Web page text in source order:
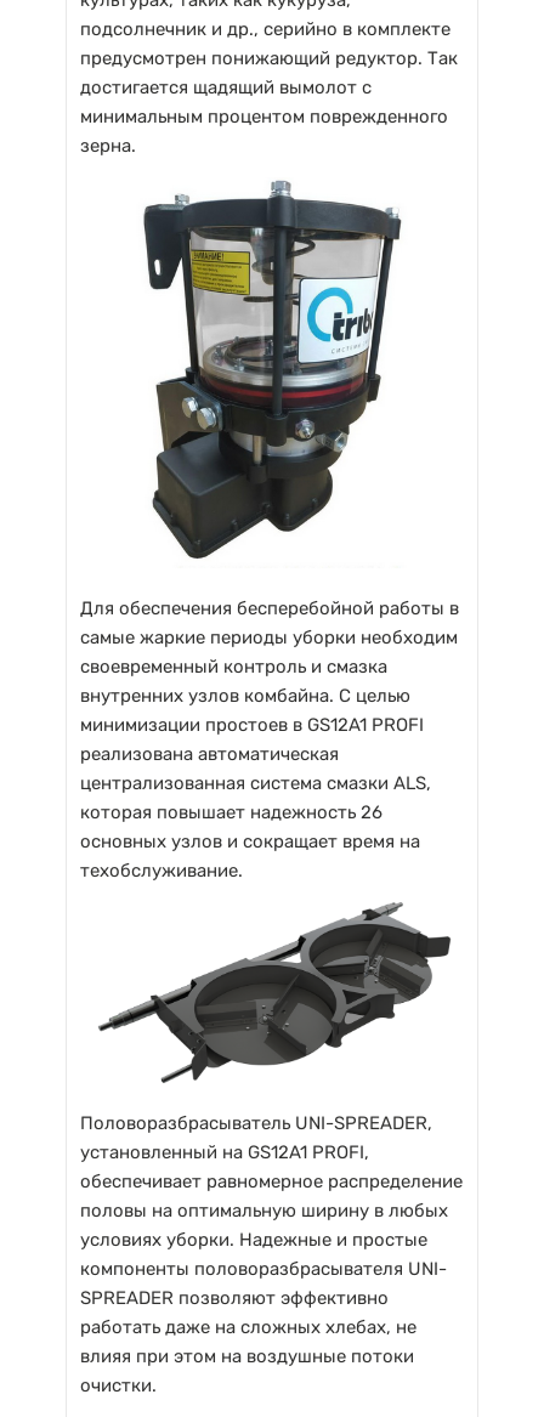
подсолнечник и др., серийно в комплекте
предусмотрен понижающий редуктор. Так
достигается щадящий вымолот с
минимальным процентом поврежденного
зерна.
Для обеспечения бесперебойной работы в
самые жаркие периоды уборки необходим
своевременный контроль и смазка
внутренних узлов комбайна. С целью
минимизации простоев в GS12A1 PROFI
реализована автоматическая
централизованная система смазки ALS,
которая повышает надежность 26
основных узлов и сокращает время на
техобслуживание.
Половоразбрасыватель UNI-SPREADER,
установленный на GS12A1 PROFI,
обеспечивает равномерное распределение
половы на оптимальную ширину в любых
условиях уборки. Надежные и простые
компоненты половоразбрасывателя UNI-
SPREADER позволяют эффективно
работать даже на сложных хлебах, не
влияя при этом на воздушные потоки
очистки.